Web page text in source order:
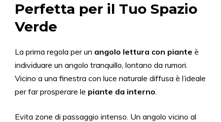
Perfetta per il Tuo Spazio
Verde
La prima regola per un angolo lettura con piante è
individuare un angolo tranquillo, lontano da rumori.
Vicino a una finestra con luce naturale diffusa è l’ideale
per far prosperare le piante da interno.
Evita zone di passaggio intenso. Un angolo vicino al